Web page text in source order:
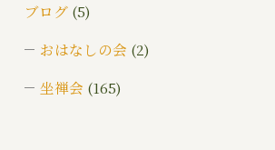
ブログ(5)
おはなしの会 (2)
坐禅会 (165)